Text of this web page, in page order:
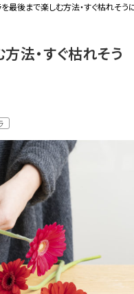
最後まで楽しむ方法・すぐ枯れそう
法・すぐ枯れそう